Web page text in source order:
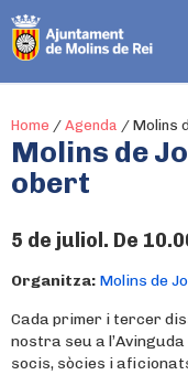
Home / Agenda / Molins
Molins de
obert
5 de juliol. De
Organitza: Molins de
Cada primer i tercer
nostra seu a
socis, sòcies i